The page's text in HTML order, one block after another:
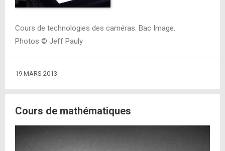
Cours de technologies des caméras. Bac Image.
Photos © Jeff Pauly
19 MARS 2013
Cours de mathématiques